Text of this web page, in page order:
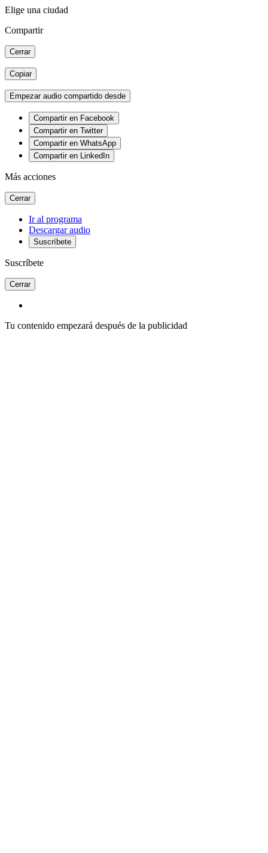
Elige una ciudad
Compartir
Cerrar
Copiar
Empezar audio compartido desde
Compartir en Facebook
Compartir en Twitter
Compartir en WhatsApp
Compartir en LinkedIn
Más acciones
Cerrar
Ir al programa
Descargar audio
Suscríbete
Suscríbete
Cerrar
Tu contenido empezará después de la publicidad